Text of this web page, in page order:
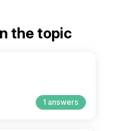
the topic
1 answers